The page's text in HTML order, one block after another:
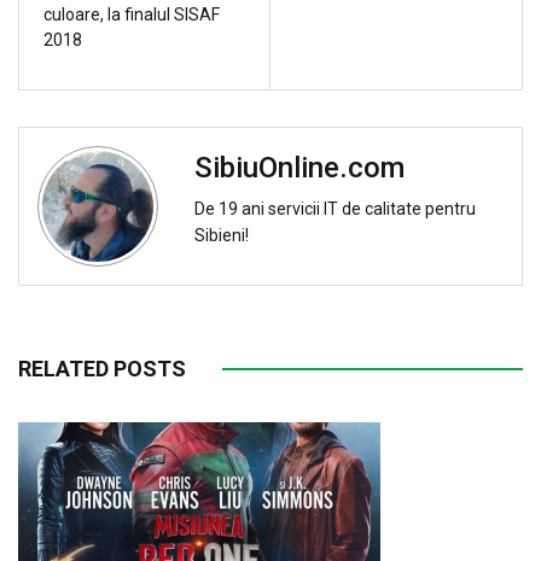
culoare, la finalul SISAF
2018
SibiuOnline.com
De 19 ani servicii IT de calitate pentru
Sibieni!
RELATED POSTS